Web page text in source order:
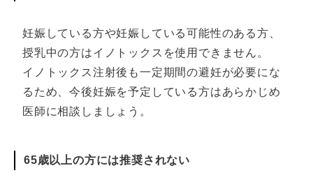
妊娠している方や妊娠している可能性のある方、
授乳中の方はイノトックスを使用できません。
イノトックス注射後も一定期間の避妊が必要にな
るため、今後妊娠を予定している方はあらかじめ
医師に相談しましょう。
65歳以上の方には推奨されない